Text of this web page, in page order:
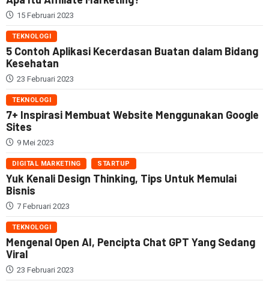
15 Februari 2023
TEKNOLOGI
5 Contoh Aplikasi Kecerdasan Buatan dalam Bidang
Kesehatan
23 Februari 2023
TEKNOLOGI
7+ Inspirasi Membuat Website Menggunakan Google
Sites
9 Mei 2023
DIGITAL MARKETING STARTUP
Yuk Kenali Design Thinking, Tips Untuk Memulai
Bisnis
7 Februari 2023
TEKNOLOGI
Mengenal Open AI, Pencipta Chat GPT Yang Sedang
Viral
23 Februari 2023